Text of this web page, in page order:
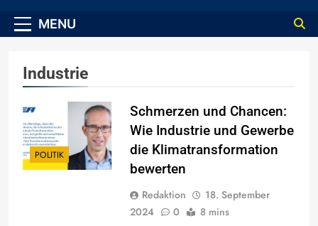
MENU
Industrie
POLITIK
Schmerzen und Chancen:
Wie Industrie und Gewerbe
die Klimatransformation
bewerten
Redaktion
18. September
2024
0 8 mins